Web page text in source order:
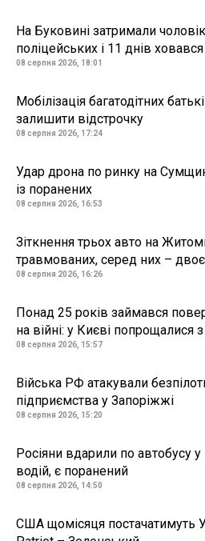
На Буковині затримали
поліцейських і 11 днів ховався
08 серпня 2026, 18:01
Мобілізація багатодітних
залишити відстрочку
08 серпня 2026, 17:24
Удар дрона по ринку на
із поранених
08 серпня 2026, 16:53
Зіткнення трьох авто на
травмованих, серед них – двоє
08 серпня 2026, 16:26
Понад 25 років займався
на війні: у Києві
08 серпня 2026, 15:57
Війська РФ атакували
підприємства у Запоріжжі
08 серпня 2026, 15:20
Росіяни вдарили по автобусу у
водій, є поранений
08 серпня 2026, 14:50
США щомісяця постачатимуть